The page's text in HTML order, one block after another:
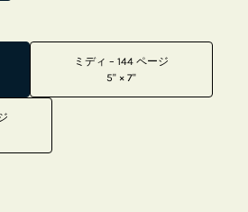
ミディ – 144 ページ
5" × 7"